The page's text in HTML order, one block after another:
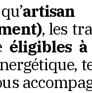
, les
éligibles